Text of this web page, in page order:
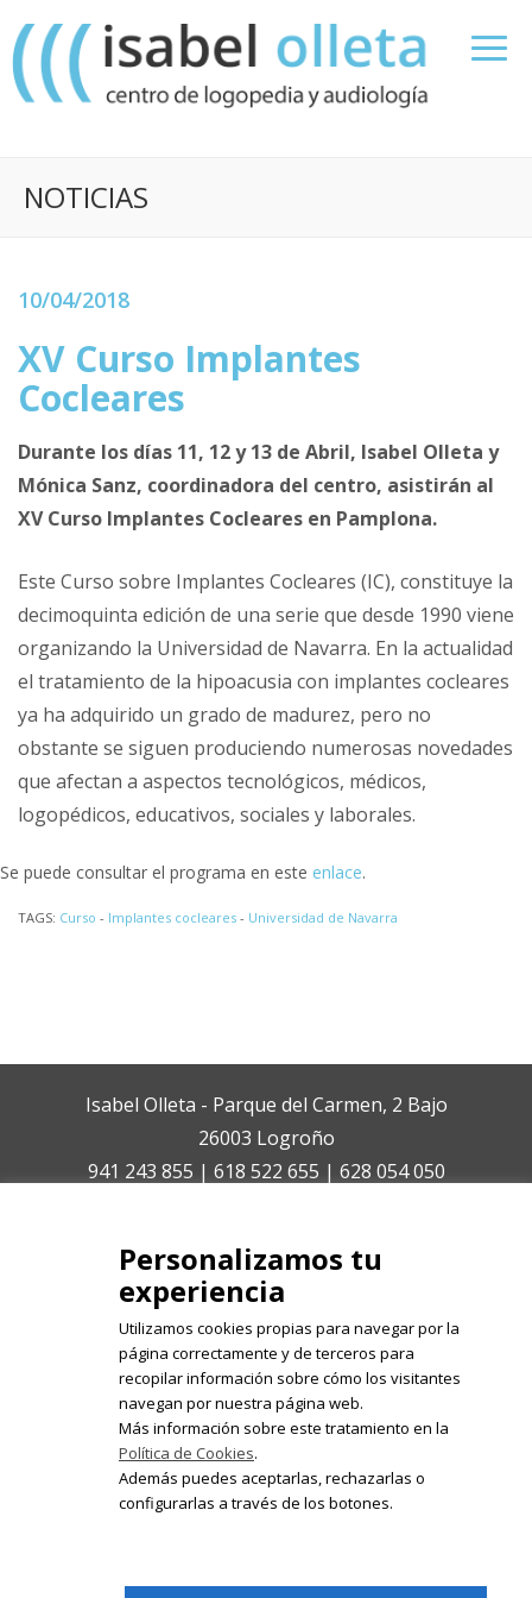
NOTICIAS
10/04/2018
XV Curso Implantes
Cocleares
Durante los días 11, 12 y 13 de Abril, Isabel Olleta y
Mónica Sanz, coordinadora del centro, asistirán al
XV Curso Implantes Cocleares en Pamplona.
Este Curso sobre Implantes Cocleares (IC), constituye la
decimoquinta edición de una serie que desde 1990 viene
organizando la Universidad de Navarra. En la actualidad
el tratamiento de la hipoacusia con implantes cocleares
ya ha adquirido un grado de madurez, pero no
obstante se siguen produciendo numerosas novedades
que afectan a aspectos tecnológicos, médicos,
logopédicos, educativos, sociales y laborales.
Se puede consultar el programa en este enlace.
TAGS: Curso - Implantes cocleares - Universidad de Navarra
Isabel Olleta - Parque del Carmen, 2 Bajo
26003 Logroño
941 243 855 | 618 522 655 | 628 054 050
Registrate en nuestro boletín de
noticias
Personalizamos tu
experiencia
Utilizamos cookies propias para navegar por la
página correctamente y de terceros para
recopilar información sobre cómo los visitantes
navegan por nuestra página web.
Más información sobre este tratamiento en la
Política de Cookies.
Además puedes aceptarlas, rechazarlas o
configurarlas a través de los botones.